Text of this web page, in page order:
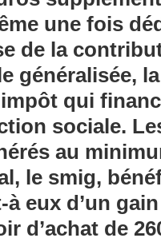
une fois
de la
généralisée,
qui
sociale.
au
le smig,
à eux d’un
d’achat de